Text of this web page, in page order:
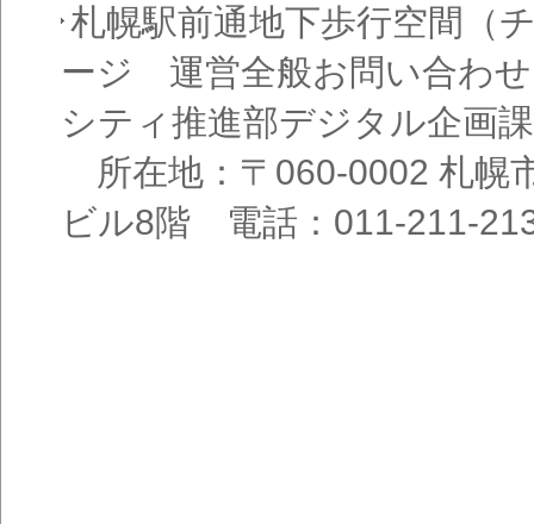
札幌駅前通地下歩行空間（
ージ 運営全般お問い合わ
シティ推進部デジタル企画課
所在地：〒060-0002 札幌
ビル8階 電話：011-211-